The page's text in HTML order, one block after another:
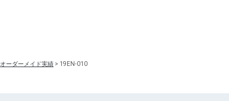
オーダーメイド実績> 19EN-010